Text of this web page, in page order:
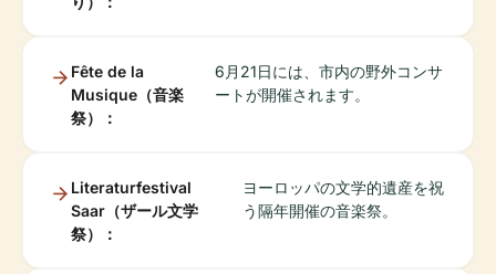
Fête de la
Musique（音楽
祭）：
6月21日には、市内の野外コンサ
ートが開催されます。
Literaturfestival
Saar（ザール文学
祭）：
ヨーロッパの文学的遺産を祝
う隔年開催の音楽祭。